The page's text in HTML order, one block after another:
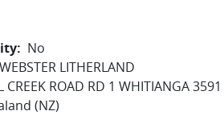
No
LITHERLAND
CREEK ROAD RD 1 WHITIANGA 3591
(NZ)